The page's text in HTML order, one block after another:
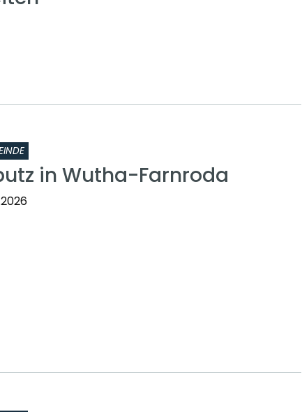
in Wutha-Farnroda